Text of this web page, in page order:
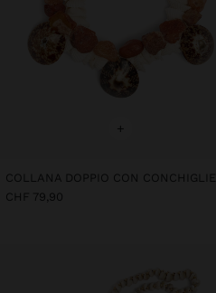
+
COLLANA DOPPIO CON CONCHIGLIE
CHF 79,90